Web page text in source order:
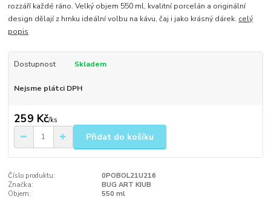
rozzáří každé ráno. Velký objem 550 ml, kvalitní porcelán a originální
design dělají z hrnku ideální volbu na kávu, čaj i jako krásný dárek. celý
popis
Dostupnost Skladem
Nejsme plátci DPH
259 Kč/ks
Přidat do košíku
Číslo produktu:
0POBOL21U216
Značka:
BUG ART KIUB
Objem:
550 ml